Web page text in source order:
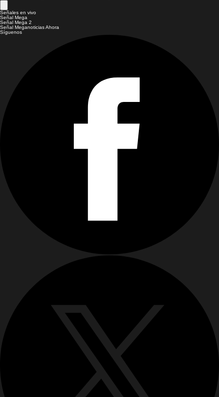
Señales en vivo
Señal Mega
Señal Mega 2
Señal Meganoticias Ahora
Síguenos